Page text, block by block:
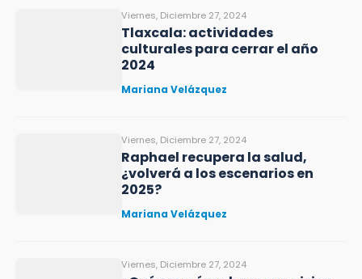
Viernes, Diciembre 27, 2024
Tlaxcala: actividades
culturales para cerrar el año
2024
Mariana Velázquez
Viernes, Diciembre 27, 2024
Raphael recupera la salud,
¿volverá a los escenarios en
2025?
Mariana Velázquez
Viernes, Diciembre 27, 2024